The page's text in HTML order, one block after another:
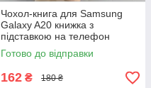
Чохол-книга для Samsung
Galaxy A20 книжка з
підставкою на телефон
самсунг а20 бордова stn
Готово до відправки
162 ₴ 180 ₴